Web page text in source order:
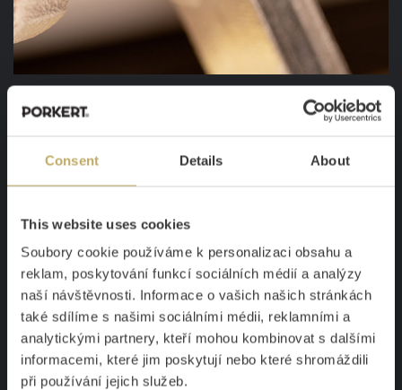
Consent Details About
This website uses cookies
Soubory cookie používáme k personalizaci obsahu a
reklam, poskytování funkcí sociálních médií a analýzy
naší návštěvnosti. Informace o vašich našich stránkách
také sdílíme s našimi sociálními médii, reklamními a
analytickými partnery, kteří mohou kombinovat s dalšími
informacemi, které jim poskytují nebo které shromáždili
při používání jejich služeb.
PEČLIVÉ OPRACOVÁNÍ, ABY DO SEBE
VŠE ZAPADLO
a tak dává najevo, že do sebe všechno přesně zapadá.
Přesně takový zvuk můžete čekat od našich mlýnků.
Pečlivě obrábíme a kontrolujeme každou část, aby do
sebe díly snadno zapadly. Díky tomu máte mlýnek
sestavený za pár sekund, snadno se udržuje a
perfektně mele.